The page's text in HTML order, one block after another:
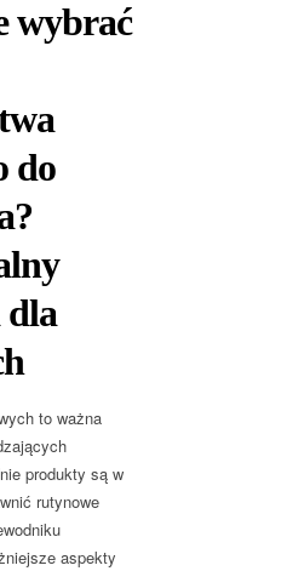
wybrać
do
to ważna
produkty są w
rutynowe
aspekty